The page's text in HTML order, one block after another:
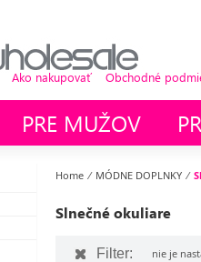
Ako nakupovať Obchodné
PRE MUŽOV
Home ⁄ MÓDNE DOPLNKY ⁄
Slnečné okuliare
Filter: nie je